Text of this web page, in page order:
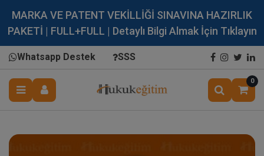
MARKA VE PATENT VEKİLLİĞİ SINAVINA HAZIRLIK
PAKETİ | FULL+FULL | Detaylı Bilgi Almak İçin Tıklayın
Whatsapp Destek SSS
0